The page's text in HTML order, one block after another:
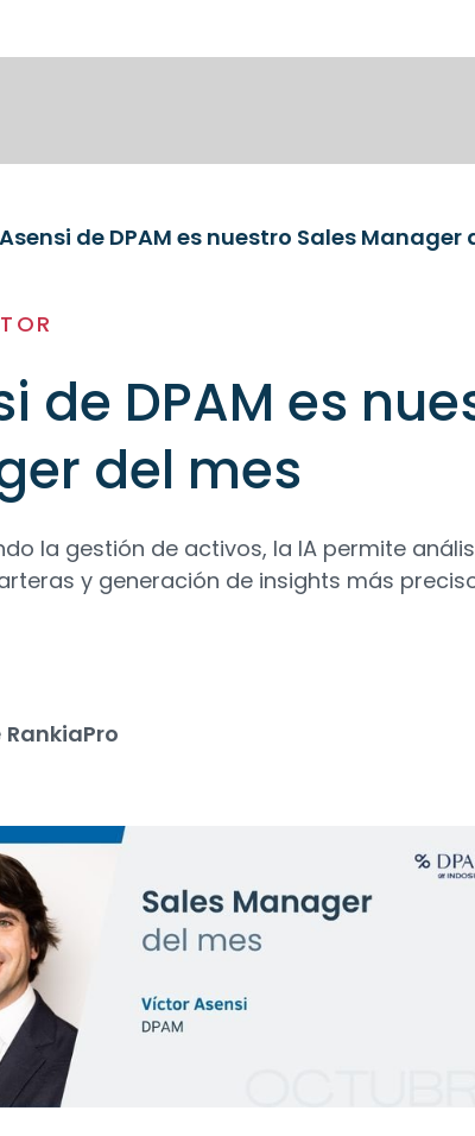
de DPAM es nuestro Sales Manager
de DPAM es
del mes
la gestión de activos, la IA permite
y generación de insights más
RankiaPro